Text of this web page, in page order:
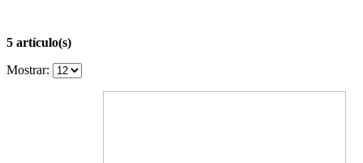
5 artículo(s)
Mostrar: